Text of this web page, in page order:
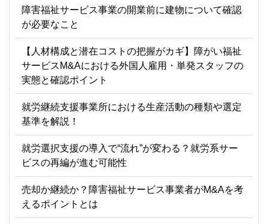
障害福祉サービス事業の開業前に建物について確認
が必要なこと
【人材構成と潜在コストの把握がカギ】障がい福祉
サービスM&Aにおける外国人雇用・単発スタッフの
実態と確認ポイント
就労継続支援事業所における生産活動の種類や選定
基準を解説！
就労選択支援の導入で“流れ”が変わる？就労系サー
ビスの再編が進む可能性
売却か継続か？障害福祉サービス事業者がM&Aを考
えるポイントとは